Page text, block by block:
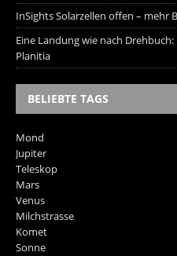
InSights Solarzellen offen – mehr
Eine Landung wie nach
Planitia
BELIEBTE TAGS
Mond
Jupiter
Teleskop
Mars
Venus
Milchstrasse
Komet
Sonne